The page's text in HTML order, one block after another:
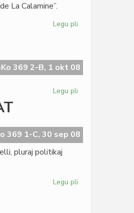
La Calamine”.
Legu pli
kaj
la
369 2-B, 1 okt 08
Legu pli
esperanton
369 1-C, 30 sep 08
pluraj politikaj
Legu pli